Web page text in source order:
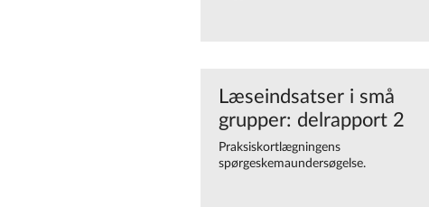
Læseindsatser i små
grupper: delrapport 2
Praksiskortlægningens
spørgeskemaundersøgelse.